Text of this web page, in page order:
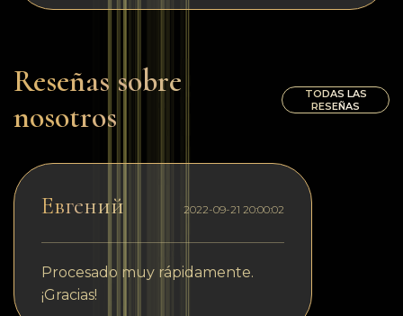
Reseñas sobre
nosotros
TODAS LAS
RESEÑAS
Евгений 2022-09-21 20:00:02
Procesado muy rápidamente.
¡Gracias!